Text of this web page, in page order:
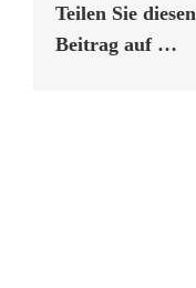
Teilen Sie diesen
Beitrag auf …